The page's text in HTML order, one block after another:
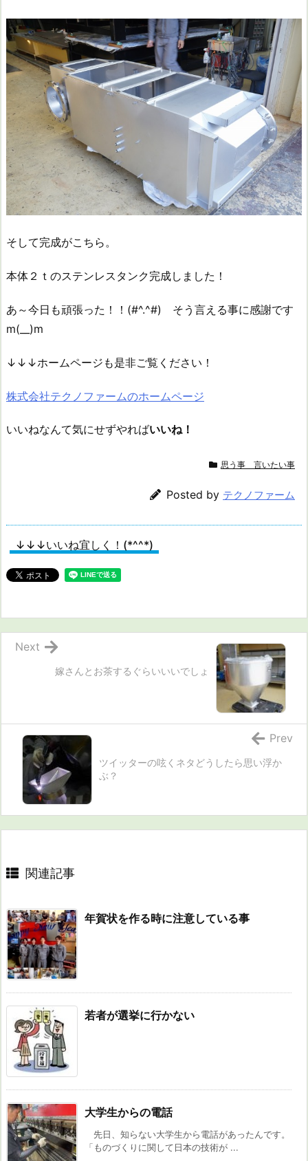
そして完成がこちら。
本体２ｔのステンレスタンク完成しました！
あ～今日も頑張った！！(#^.^#) そう言える事に感謝です
m(__)m
↓↓↓ホームページも是非ご覧ください！
株式会社テクノファームのホームページ
いいねなんて気にせずやればいいね！
思う事 言いたい事
Posted by テクノファーム
↓↓↓いいね宜しく！(*^^*)
嫁さんとお茶するぐらいいいでしょ
Next
ツイッターの呟くネタどうしたら思い浮か
ぶ？
Prev
関連記事
年賀状を作る時に注意している事
若者が選挙に行かない
大学生からの電話
先日、知らない大学生から電話があったんです。
「ものづくりに関して日本の技術が ...